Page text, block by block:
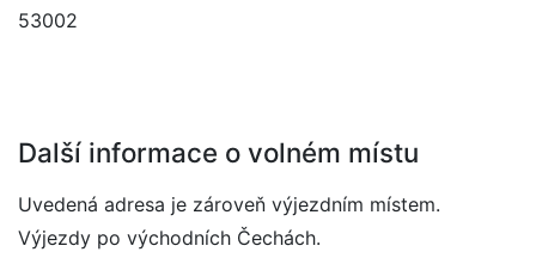
53002
Další informace o volném místu
Uvedená adresa je zároveň výjezdním místem.
Výjezdy po východních Čechách.